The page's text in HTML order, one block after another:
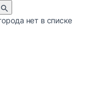
нет в списке